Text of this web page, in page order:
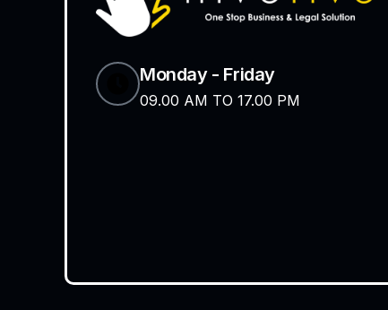
Monday - Friday
09.00 AM TO 17.00 PM